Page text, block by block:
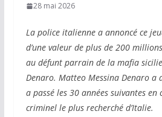
28 mai 2026
La police italienne a annoncé ce
d’une valeur de plus de 200
au défunt parrain de la mafia
Denaro. Matteo Messina Denaro a
a passé les 30 années suivantes en
criminel le plus recherché d’Italie.